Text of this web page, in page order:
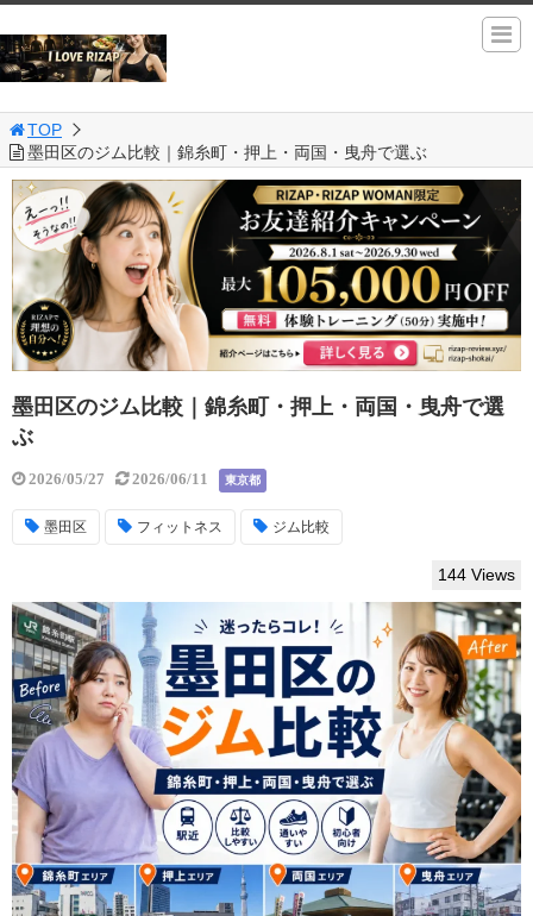
TOP
墨田区のジム比較｜錦糸町・押上・両国・曳舟で選ぶ
墨田区のジム比較｜錦糸町・押上・両国・曳舟で選
ぶ
2026/05/27 2026/06/11 東京都
墨田区 フィットネス ジム比較
144 Views